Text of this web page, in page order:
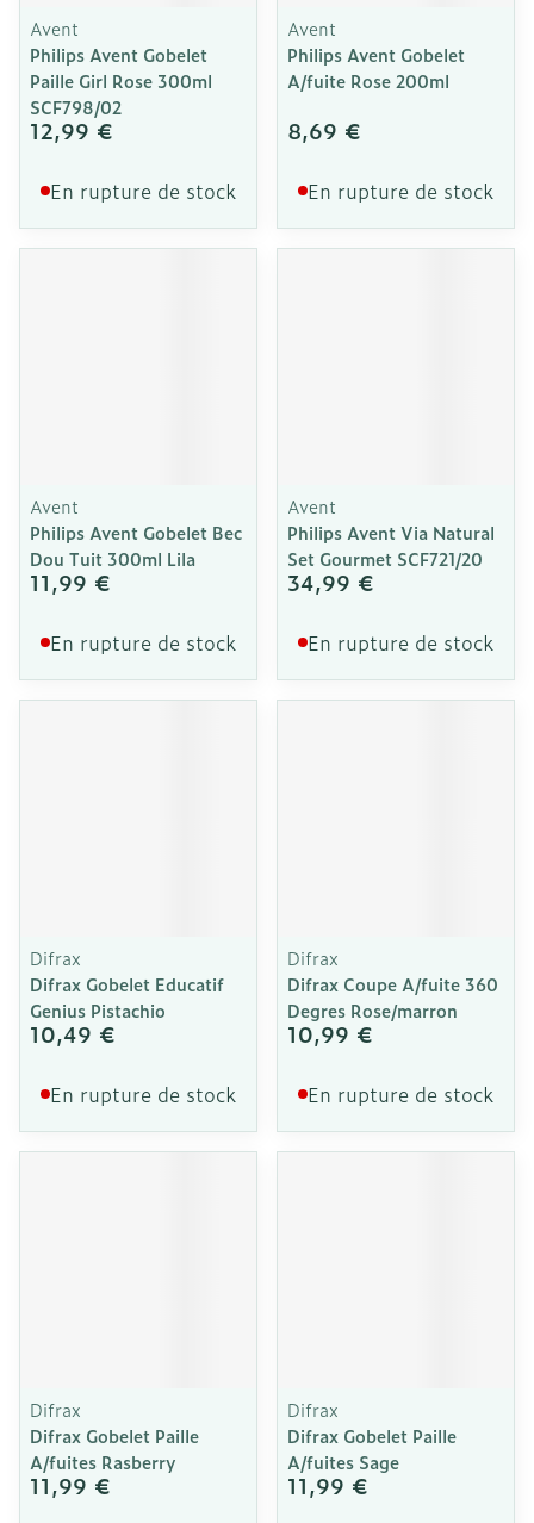
Avent
Philips Avent Gobelet
Paille Girl Rose 300ml
SCF798/02
12,99 €
En rupture de stock
Avent
Philips Avent Gobelet
A/fuite Rose 200ml
8,69 €
En rupture de stock
Avent
Philips Avent Gobelet Bec
Dou Tuit 300ml Lila
11,99 €
En rupture de stock
Avent
Philips Avent Via Natural
Set Gourmet SCF721/20
34,99 €
En rupture de stock
Difrax
Difrax Gobelet Educatif
Genius Pistachio
10,49 €
En rupture de stock
Difrax
Difrax Coupe A/fuite 360
Degres Rose/marron
10,99 €
En rupture de stock
Difrax
Difrax Gobelet Paille
A/fuites Rasberry
11,99 €
Difrax
Difrax Gobelet Paille
A/fuites Sage
11,99 €